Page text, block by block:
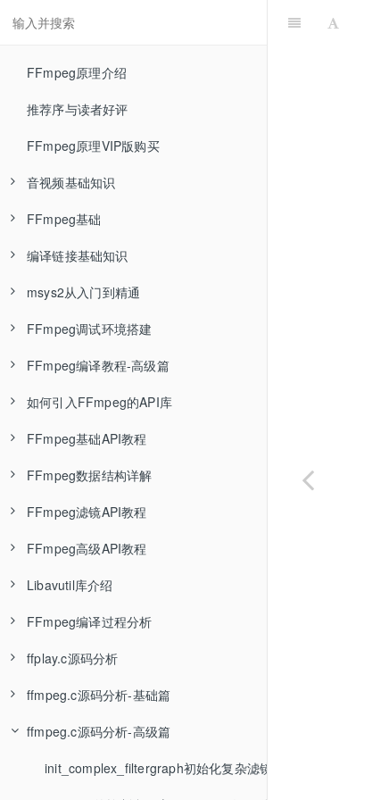
FFmpeg原理介绍
推荐序与读者好评
FFmpeg原理VIP版购买
音视频基础知识
RGB色彩空间—音视频基础知识
YUV色彩空间—音视频基础知识
RGB与YUV相互转换—音视频基础知识
YUV数据分析—音视频基础知识
编码压缩介绍—音视频基础知识
封装格式介绍—音视频基础知识
FLV封装格式—音视频基础知识
MP4封装格式—音视频基础知识
MPEG-TS封装格式—音视频基础知识
MKV封装格式
封装格式总结
FFmpeg基础
FFmpeg介绍—FFmpeg基础
FFmpeg安装—FFmpeg基础
ffmpeg封装格式转换—FFmpeg基础
ffmpeg命令参数类型—FFmpeg基础
ffmpeg编码格式转换—FFmpeg基础
ffplay基本使用—FFmpeg基础
ffprobe基本使用—FFmpeg基础
FFmpeg学习资料推荐—FFmpeg基础
编译链接基础知识
Linux环境编译单个C程序文件—编译链接基础知识
Linux环境编译多个C程序文件—编译链接基础知识
Linux环境编译静态库—编译链接基础知识
Linux环境封装静态库—编译链接基础知识
Linux环境编译动态库—编译链接基础知识
Linux环境显式使用动态库—编译链接基础知识
Linux环境封装静态库成动态库—编译链接基础知识
Linux环境混合使用静态库与动态库—编译链接基础知识
Windows编译环境介绍—编译链接基础知识
MSVC编译环境介绍—编译链接基础知识
MSVC编译多个C程序文件—编译链接基础知识
MSVC编译静态库—编译链接基础知识
快速上手vs2019—编译链接基础知识
MSVC封装静态库—编译链接基础知识
msys2从入门到精通
msys2介绍
什么是包管理器
pacman包管理器介绍
msys2_shell.cmd源码分析
msys2编译C/C++程序
FFmpeg调试环境搭建
用Ubuntu18与clion调试FFmpeg源码—FFmpeg调试环境搭建
用msys2与mingw编译FFmpeg—FFmpeg调试环境搭建
用msys2与msvc编译FFmpeg—FFmpeg调试环境搭建
用VsDebug断点调试FFmpeg—FFmpeg调试环境搭建
用WinDbg断点调试FFmpeg—FFmpeg调试环境搭建
ShiftMediaProject项目介绍—FFmpeg调试环境搭建
ShiftMediaProject具体使用—FFmpeg调试环境搭建
调试基础知识及原理—FFmpeg调试环境搭建
FFmpeg编译教程-高级篇
FFmpeg引入SDL扩展—FFmpeg编译教程
FFmpeg引入x264扩展—FFmpeg编译教程
FFmpeg引入文字水印扩展—FFmpeg编译教程
FFmpeg引入NVDIA硬件编解码扩展—FFmpeg编译教程
FFmpeg静态编译—FFmpeg编译教程
如何裁剪FFmpeg—FFmpeg编译教程
如何引入FFmpeg的API库
FFmpeg的API库介绍—FFmpeg API教程
Linux环境使用FFmpeg的API库—FFmpeg API教程
vs2019使用FFmpeg的API库—FFmpeg API教程
Windows桌面开发介绍
Qt安装教程
Qt使用FFmpeg的动态库—FFmpeg API教程
Qt使用FFmpeg的静态库—FFmpeg API教程
Java项目的构建过程
Java开发环境搭建
编译运行单个Java文件
FFmpeg基础API教程
FFmpeg打开输入文件—FFmpeg API教程
移植Qt示例到clion调试—FFmpeg API教程
如何设置解复用器参数—FFmpeg API教程
FFmpeg读取文件内容AVpacket—FFmpeg API教程
如何使用FFmpeg的解码器—FFmpeg API教程
如何使用FFmpeg的编码器—FFmpeg API教程
如何设置编码器参数—FFmpeg API教程
FFmpeg写入输出文件—FFmpeg API教程
FFmpeg的日志函数av_log—FFmpeg API教程
FFmpeg数据结构详解
AVFrame详解—FFmpeg API教程
AVOptions详解—FFmpeg API教程
AVPixFmtDescriptor结构—FFmpeg API教程
FFmpeg滤镜API教程
FFmpeg的scale滤镜介绍—FFmpeg API教程
FFmpeg的split滤镜介绍—FFmpeg API教程
FFmpeg的overlay滤镜介绍—FFmpeg API教程
FFmpeg的视频format滤镜介绍—FFmpeg API教程
FFmpeg的音频aformat滤镜介绍—FFmpeg API教程
sws_scale图像缩放函数介绍—FFmpeg API教程
swr_convert音频重采样介绍—FFmpeg API教程
FFmpeg高级API教程
FFmpeg丢弃音频流—FFmpeg API教程
FFmpeg支持哪些封装格式—FFmpeg API教程
如何遍历编码器支持的参数—FFmpeg API教程
avformat_seek_file函数介绍—FFmpeg API教程
FFmpeg非阻塞读取AVPacket—FFmpeg API教程
FFmpeg的中断回调—FFmpeg API教程
Libavutil库介绍
imgutil函数介绍
FFmpeg编译过程分析
configure语法摘要—FFFmpeg configure源码分析
configure函数分析-A章—FFFmpeg configure源码分析
configure函数分析-B章—FFFmpeg configure源码分析
configure函数分析-C章—FFFmpeg configure源码分析
ffplay.c源码分析
main入口函数分析—ffplay.c源码分析
stream_open函数分析—ffplay.c源码分析
read_thread解复用线程分析—ffplay.c源码分析
ffmpeg.c源码分析-基础篇
命令行参数解析—ffmpeg.c源码分析
ffmpeg_parse_options命令行解析—ffmpeg.c源码分析
ffmpeg.c源码分析-高级篇
init_complex_filtergraph初始化复杂滤镜—ffmpeg.c源码分析